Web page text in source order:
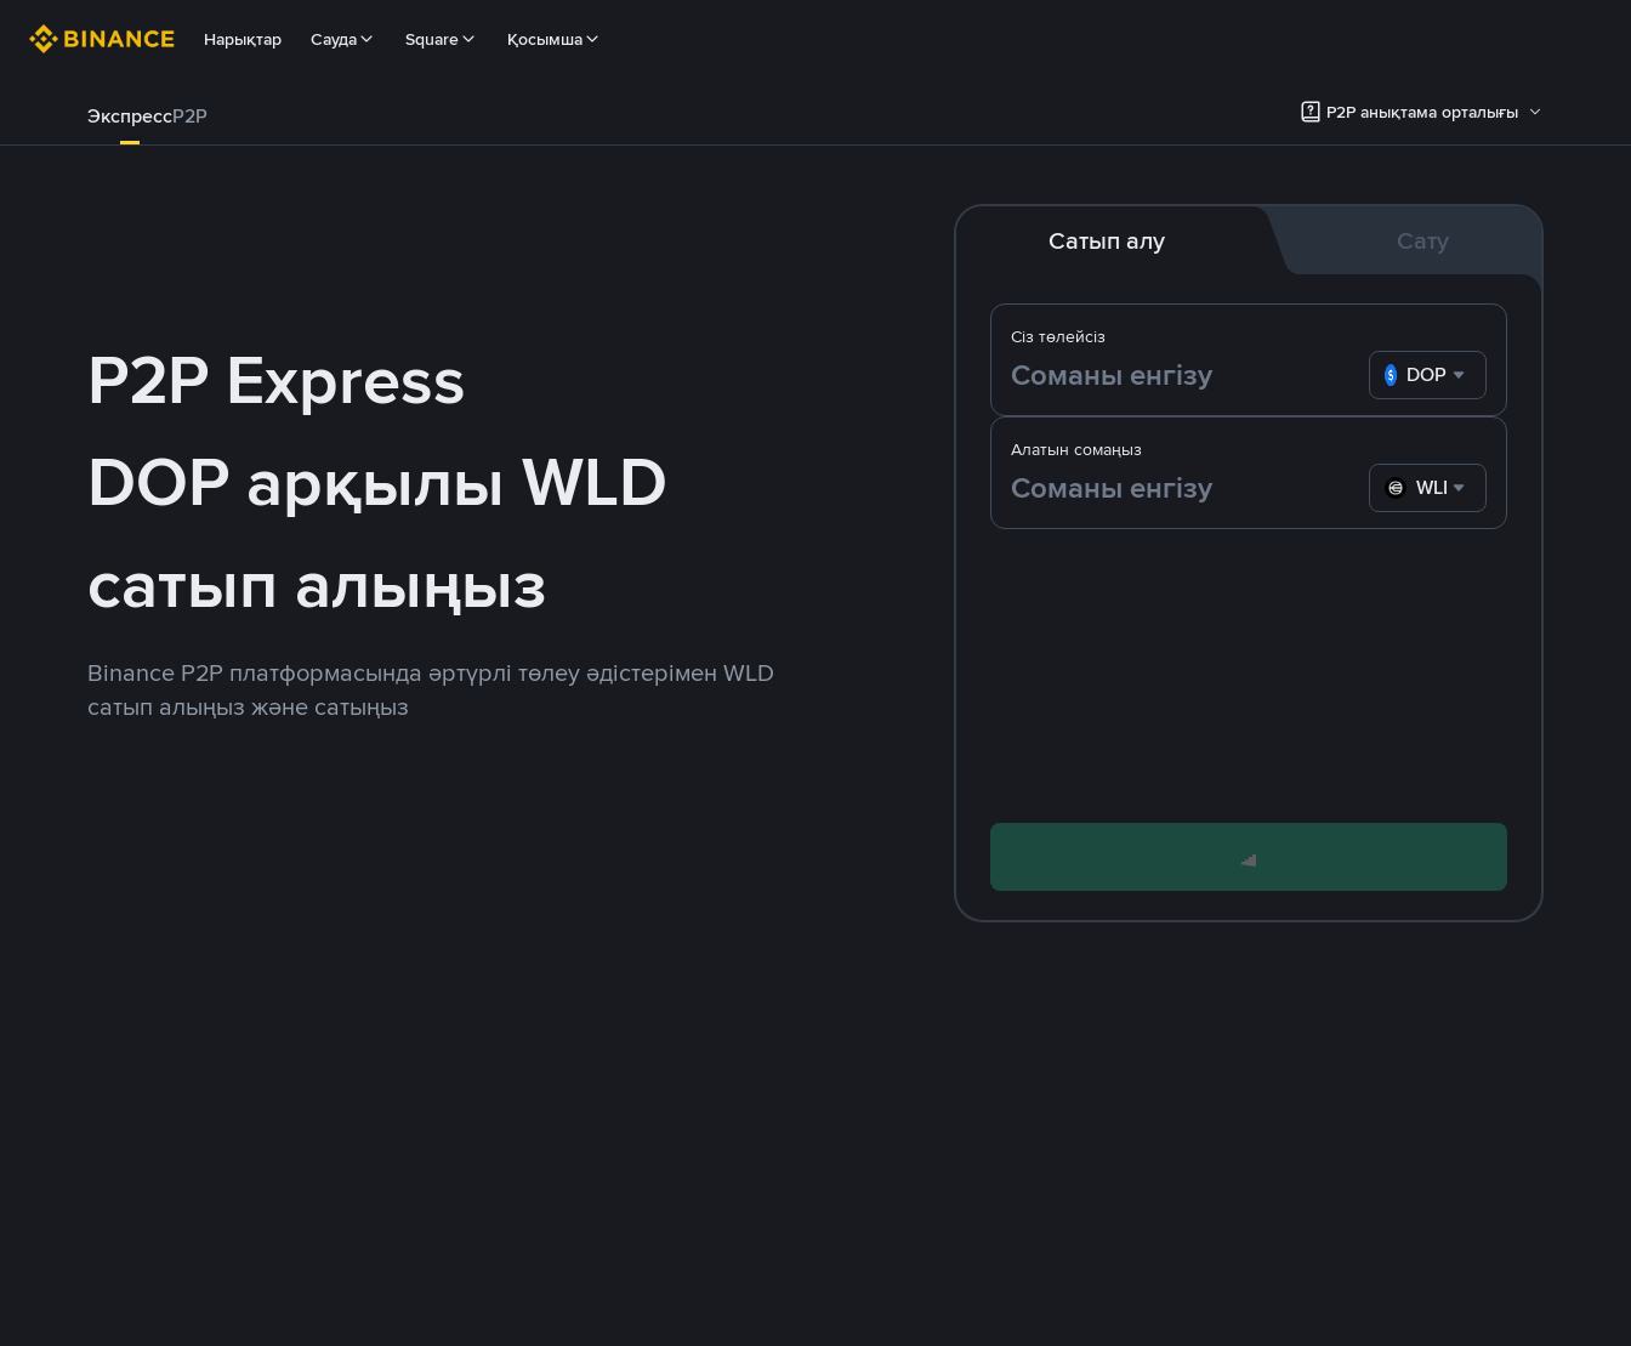
Нарықтар Сауда Square Қосымша
ЭкспрессP2P P2P анықтама орталығы
P2P Express
DOP арқылы WLD
сатып алыңыз
Binance P2P платформасында әртүрлі төлеу әдістерімен WLD
сатып алыңыз және сатыңыз
Сатып алу Сату
Сіз төлейсіз
DOP
Алатын сомаңыз
WLD